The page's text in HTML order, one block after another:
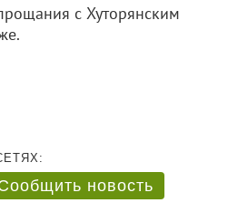
с Хуторянским
позже.
новость